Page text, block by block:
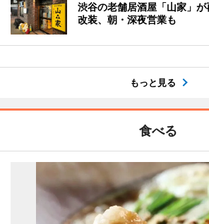
渋谷の老舗居酒屋「山家」
改装、朝・深夜営業も
もっと見る
食べる